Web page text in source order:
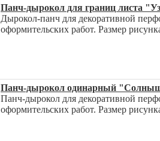
Панч-дырокол для границ листа
Дырокол-панч для декоративной
оформительских работ. Размер
Панч-дырокол одинарный
Панч-дырокол для декоративной
оформительских работ. Размер